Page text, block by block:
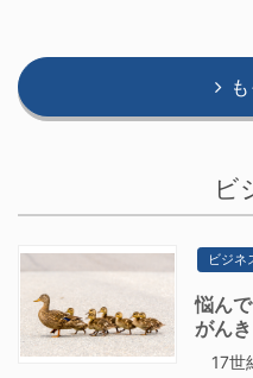
ビ
ビジネ
悩ん
がん
17世